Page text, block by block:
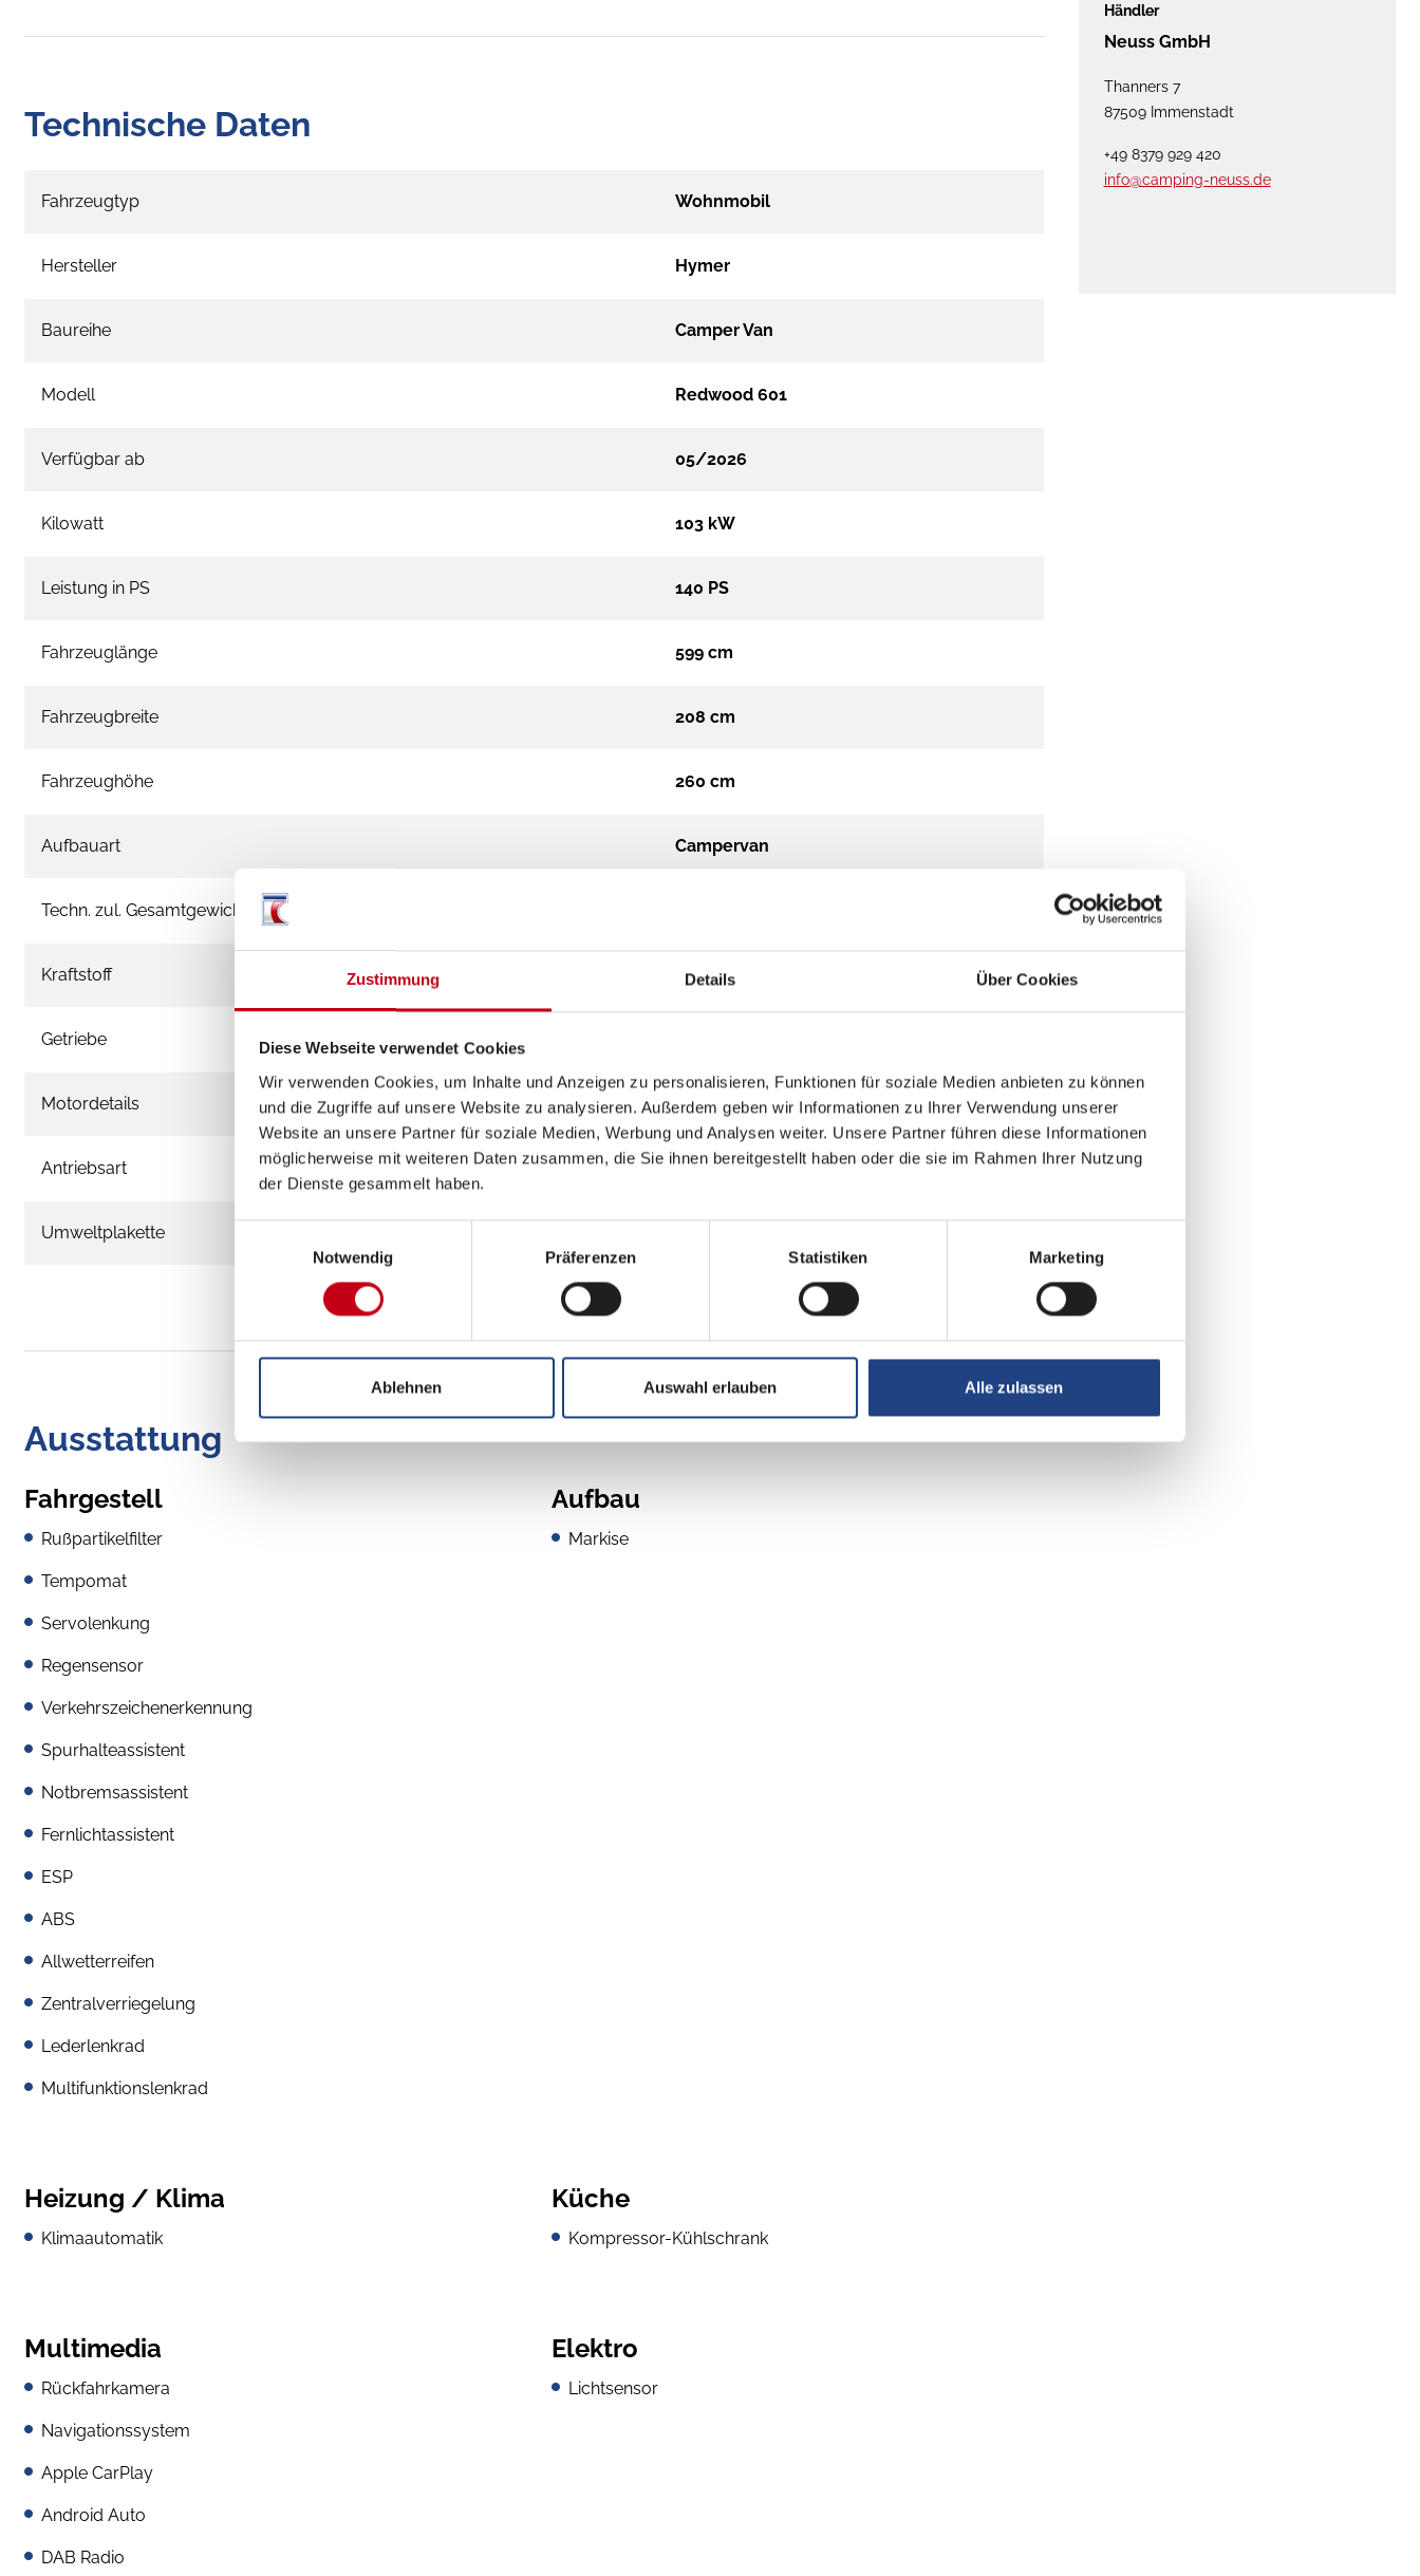
Zustimmung Details Über Cookies
Diese Webseite verwendet Cookies
Wir verwenden Cookies, um Inhalte und Anzeigen zu personalisieren, Funktionen für soziale Medien anbieten zu können
und die Zugriffe auf unsere Website zu analysieren. Außerdem geben wir Informationen zu Ihrer Verwendung unserer
Website an unsere Partner für soziale Medien, Werbung und Analysen weiter. Unsere Partner führen diese Informationen
möglicherweise mit weiteren Daten zusammen, die Sie ihnen bereitgestellt haben oder die sie im Rahmen Ihrer Nutzung
der Dienste gesammelt haben.
Notwendig
Präferenzen Statistiken Marketing
Ablehnen Auswahl erlauben Alle zulassen
Händler
Neuss GmbH
Thanners 7
87509 Immenstadt
+49 8379 929 420
info@camping-neuss.de
Technische Daten
Fahrzeugtyp Wohnmobil
Hersteller Hymer
Baureihe Camper Van
Modell Redwood 601
Verfügbar ab 05/2026
Kilowatt 103 kW
Leistung in PS 140 PS
Fahrzeuglänge 599 cm
Fahrzeugbreite 208 cm
Fahrzeughöhe 260 cm
Aufbauart Campervan
Techn. zul. Gesamtgewicht
Kraftstoff Diesel
Getriebe
Motordetails 2.2l Multijet
Antriebsart Frontantrieb
Umweltplakette
Ausstattung
Fahrgestell
Rußpartikelfilter
Tempomat
Servolenkung
Regensensor
Verkehrszeichenerkennung
Spurhalteassistent
Notbremsassistent
Fernlichtassistent
ESP
ABS
Allwetterreifen
Zentralverriegelung
Lederlenkrad
Multifunktionslenkrad
Aufbau
Markise
Heizung / Klima
Klimaautomatik
Küche
Kompressor-Kühlschrank
Multimedia
Rückfahrkamera
Navigationssystem
Apple CarPlay
Android Auto
DAB Radio
Elektro
Lichtsensor